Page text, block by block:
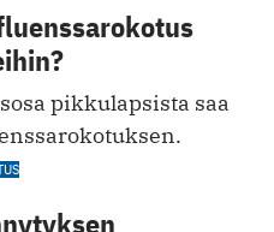
pikkulapsista saa